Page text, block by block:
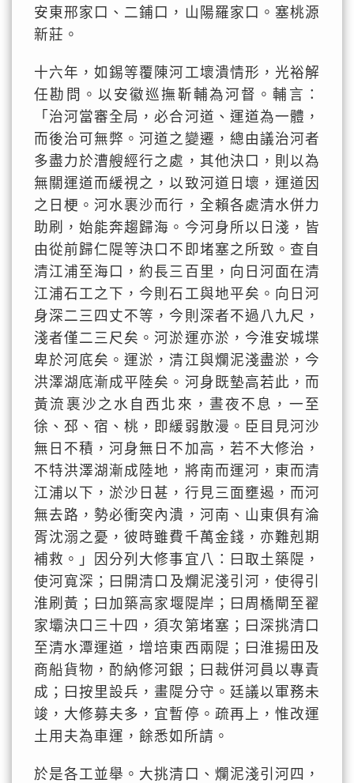
安東邢家口、二鋪口，山陽羅家口。塞桃源
新莊。
十六年，如錫等覆陳河工壞潰情形，光裕解
任勘問。以安徽巡撫靳輔為河督。輔言：
「治河當審全局，必合河道、運道為一體，
而後治可無弊。河道之變遷，總由議治河者
多盡力於漕艘經行之處，其他決口，則以為
無關運道而緩視之，以致河道日壞，運道因
之日梗。河水裹沙而行，全賴各處清水併力
助刷，始能奔趨歸海。今河身所以日淺，皆
由從前歸仁隄等決口不即堵塞之所致。查自
清江浦至海口，約長三百里，向日河面在清
江浦石工之下，今則石工與地平矣。向日河
身深二三四丈不等，今則深者不過八九尺，
淺者僅二三尺矣。河淤運亦淤，今淮安城堞
卑於河底矣。運淤，清江與爛泥淺盡淤，今
洪澤湖底漸成平陸矣。河身既墊高若此，而
黃流裹沙之水自西北來，晝夜不息，一至
徐、邳、宿、桃，即緩弱散漫。臣目見河沙
無日不積，河身無日不加高，若不大修治，
不特洪澤湖漸成陸地，將南而運河，東而清
江浦以下，淤沙日甚，行見三面壅遏，而河
無去路，勢必衝突內潰，河南、山東俱有淪
胥沈溺之憂，彼時雖費千萬金錢，亦難剋期
補救。」因分列大修事宜八：曰取土築隄，
使河寬深；曰開清口及爛泥淺引河，使得引
淮刷黃；曰加築高家堰隄岸；曰周橋閘至翟
家壩決口三十四，須次第堵塞；曰深挑清口
至清水潭運道，增培東西兩隄；曰淮揚田及
商船貨物，酌納修河銀；曰裁併河員以專責
成；曰按里設兵，畫隄分守。廷議以軍務未
竣，大修募夫多，宜暫停。疏再上，惟改運
土用夫為車運，餘悉如所請。
於是各工並舉。大挑清口、爛泥淺引河四，